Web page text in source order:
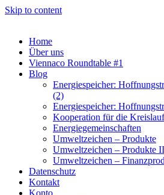
Skip to content
Home
Über uns
Viennaco Roundtable #1
Blog
Energiespeicher:
(2)
Energiespeicher:
Kooperation für die
Energiegemeinschaften
Umweltzeichen – Produkte
Umweltzeichen – Produkte II
Umweltzeichen –
Datenschutz
Kontakt
Konto